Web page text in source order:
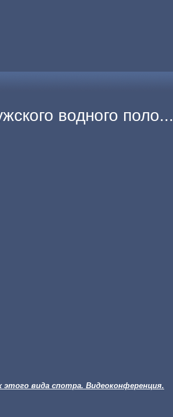
водного поло...
этого вида спотра. Видеоконференция.